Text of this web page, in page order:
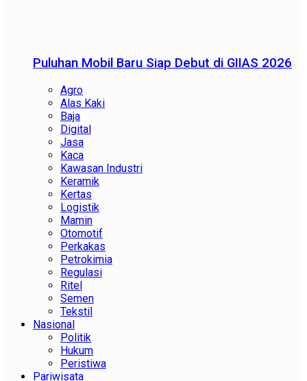
Puluhan Mobil Baru Siap Debut di GIIAS 2026
Agro
Alas Kaki
Baja
Digital
Jasa
Kaca
Kawasan Industri
Keramik
Kertas
Logistik
Mamin
Otomotif
Perkakas
Petrokimia
Regulasi
Ritel
Semen
Tekstil
Nasional
Politik
Hukum
Peristiwa
Pariwisata